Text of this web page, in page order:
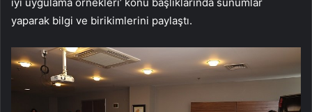
yaparak bilgi ve birikimlerini paylaştı.